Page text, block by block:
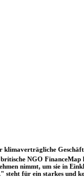
NGO
nimmt, um sie in
für ein starkes und